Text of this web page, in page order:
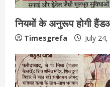
नियमों के अनुरूप होगी
Timesgrefa July